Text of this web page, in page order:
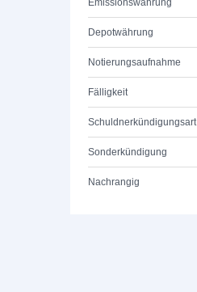
Emissionswährung
Depotwährung
Notierungsaufnahme
Fälligkeit
Schuldnerkündigungsart
Sonderkündigung
Nachrangig